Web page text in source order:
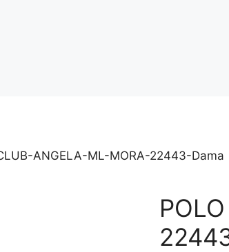
ANGELA-ML-MORA-22443-Dama